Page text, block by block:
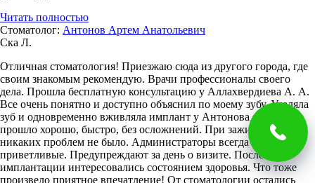
Читать полностью
Стоматолог: Антонов Артем Анатольевич
Ска Л.
Отличная стоматология! Приезжаю сюда из другого города, где
своим знакомым рекомендую. Врачи профессионалы своего
дела. Прошла бесплатную консультацию у Аллахвердиева А. А.
Все очень понятно и доступно объяснил по моему зубу. Удаляла
зуб и одновременно вживляла имплант у Антонова А.А. Все
прошло хорошо, быстро, без осложнений. При заживлении
никаких проблем не было. Администраторы всегда вежливые,
приветливые. Предупреждают за день о визите. После
имплантации интересовались состоянием здоровья. Что тоже
произвело приятное впечатление! От стоматологии остались